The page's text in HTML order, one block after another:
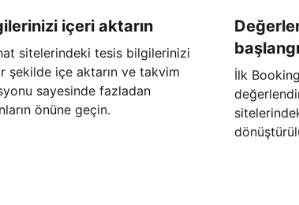
içeri aktarın
sitelerindeki tesis bilgilerinizi
şekilde içe aktarın ve takvim
sayesinde fazladan
önüne geçin.
İlk